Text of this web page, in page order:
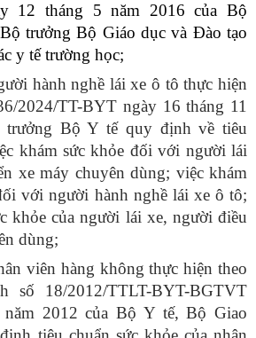
12 tháng 5 năm 2016 của Bộ
trưởng Bộ Giáo dục và Đào tạo
y tế trường học;
hành nghề lái xe ô tô thực hiện
2024/TT-BYT ngày 16 tháng 11
trưởng Bộ Y tế quy định về tiêu
khám sức khỏe đối với người lái
xe máy chuyên dùng; việc khám
với người hành nghề lái xe ô tô;
khỏe của người lái xe, người điều
dùng;
viên hàng không thực hiện theo
số 18/2012/TTLT-BYT-BGTVT
2012 của Bộ Y tế, Bộ Giao